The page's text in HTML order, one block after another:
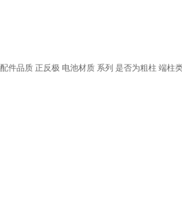
配件品质 正反极 电池材质 系列 是否为粗柱 端柱